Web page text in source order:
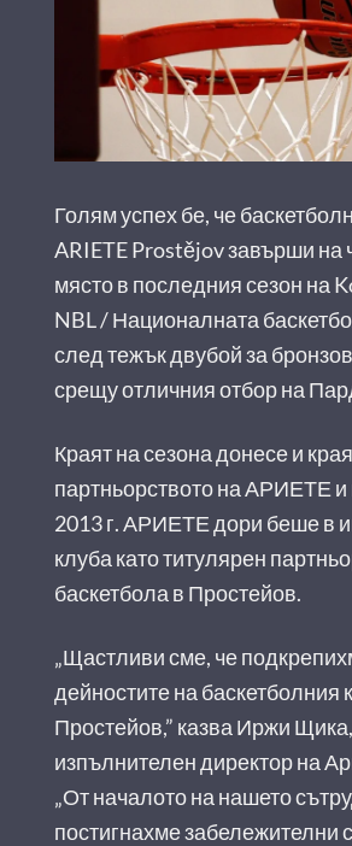
Голям успех бе, че
ARIETE Prostějov завърши на
място в последния сезон на
NBL / Националната
след тежък двубой за
срещу отличния отбор на
Краят на сезона донесе и
партньорството на АРИЕТЕ и
2013 г. АРИЕТЕ дори беше в
клуба като титулярен
баскетбола в Простейов.
„Щастливи сме, че
дейностите на баскетболния
Простейов,” казва Иржи Щика,
изпълнителен директор на
„От началото на нашето
постигнахме забележителни